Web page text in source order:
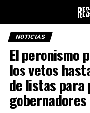
NOTICIAS
El peronismo
los vetos
de listas para
gobernadores